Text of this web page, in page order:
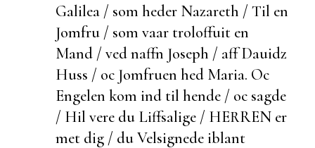
Galilea / som heder Nazareth / Til en
Jomfru / som vaar troloffuit en
Mand / ved naffn Joseph / aff Dauidz
Huss / oc Jomfruen hed Maria. Oc
Engelen kom ind til hende / oc sagde
/ Hil vere du Liffsalige / HERREN er
met dig / du Velsignede iblant